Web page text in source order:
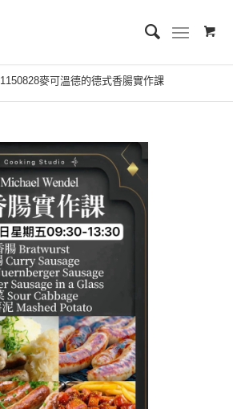
1150828麥可溫德的德式香腸實作課